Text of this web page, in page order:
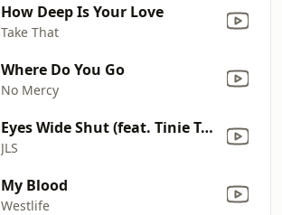
How Deep Is Your Love
Take That
Where Do You Go
No Mercy
Eyes Wide Shut (feat. Tinie Tempah)
JLS
My Blood
Westlife